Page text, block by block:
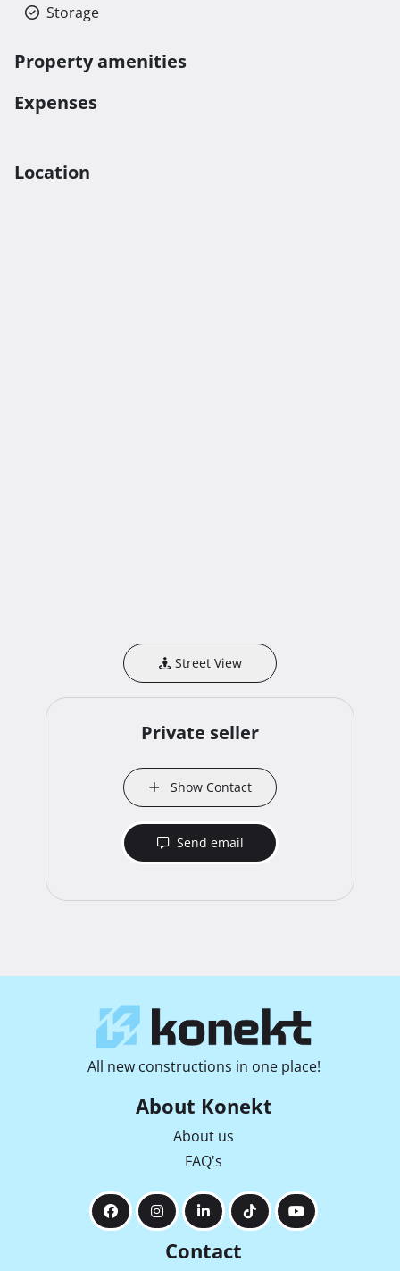
Storage
Property amenities
Expenses
Location
Street View
Private seller
Show Contact
Send email
All new constructions in one place!
About Konekt
About us
FAQ's
Contact